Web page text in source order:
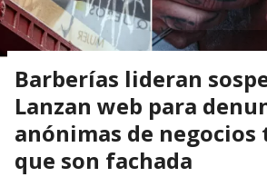
Barberías lideran
Lanzan web para
anónimas de negocios
que son fachada